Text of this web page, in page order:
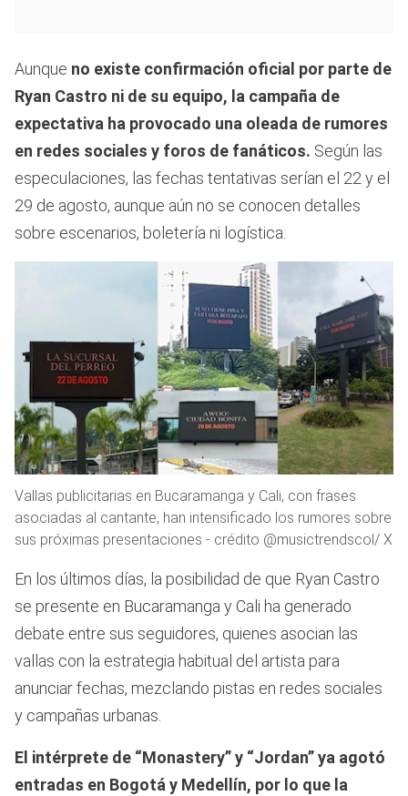
Aunque no existe confirmación oficial por parte de
Ryan Castro ni de su equipo, la campaña de
expectativa ha provocado una oleada de rumores
en redes sociales y foros de fanáticos. Según las
especulaciones, las fechas tentativas serían el 22 y el
29 de agosto, aunque aún no se conocen detalles
sobre escenarios, boletería ni logística.
Vallas publicitarias en Bucaramanga y Cali, con frases
asociadas al cantante, han intensificado los rumores sobre
sus próximas presentaciones - crédito @musictrendscol/ X
En los últimos días, la posibilidad de que Ryan Castro
se presente en Bucaramanga y Cali ha generado
debate entre sus seguidores, quienes asocian las
vallas con la estrategia habitual del artista para
anunciar fechas, mezclando pistas en redes sociales
y campañas urbanas.
El intérprete de “Monastery” y “Jordan” ya agotó
entradas en Bogotá y Medellín, por lo que la